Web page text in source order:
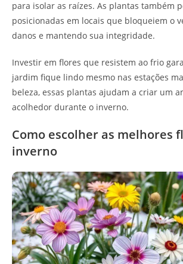
para isolar as raízes. As plantas também
posicionadas em locais que bloqueiem o
danos e mantendo sua integridade.
Investir em flores que resistem ao frio
jardim fique lindo mesmo nas estações
beleza, essas plantas ajudam a criar um
acolhedor durante o inverno.
Como escolher as melhores
inverno